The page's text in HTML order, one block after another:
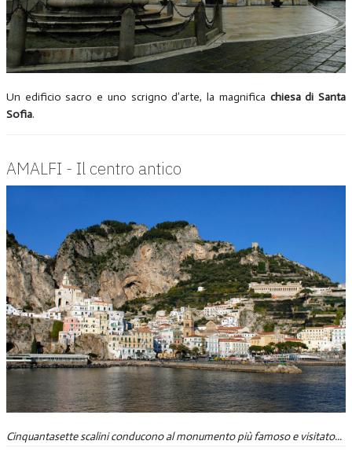
Un edificio sacro e uno scrigno d’arte, la magnifica chiesa di Santa
Sofia.
AMALFI - Il centro antico
Cinquantasette scalini conducono al monumento più famoso e visitato...